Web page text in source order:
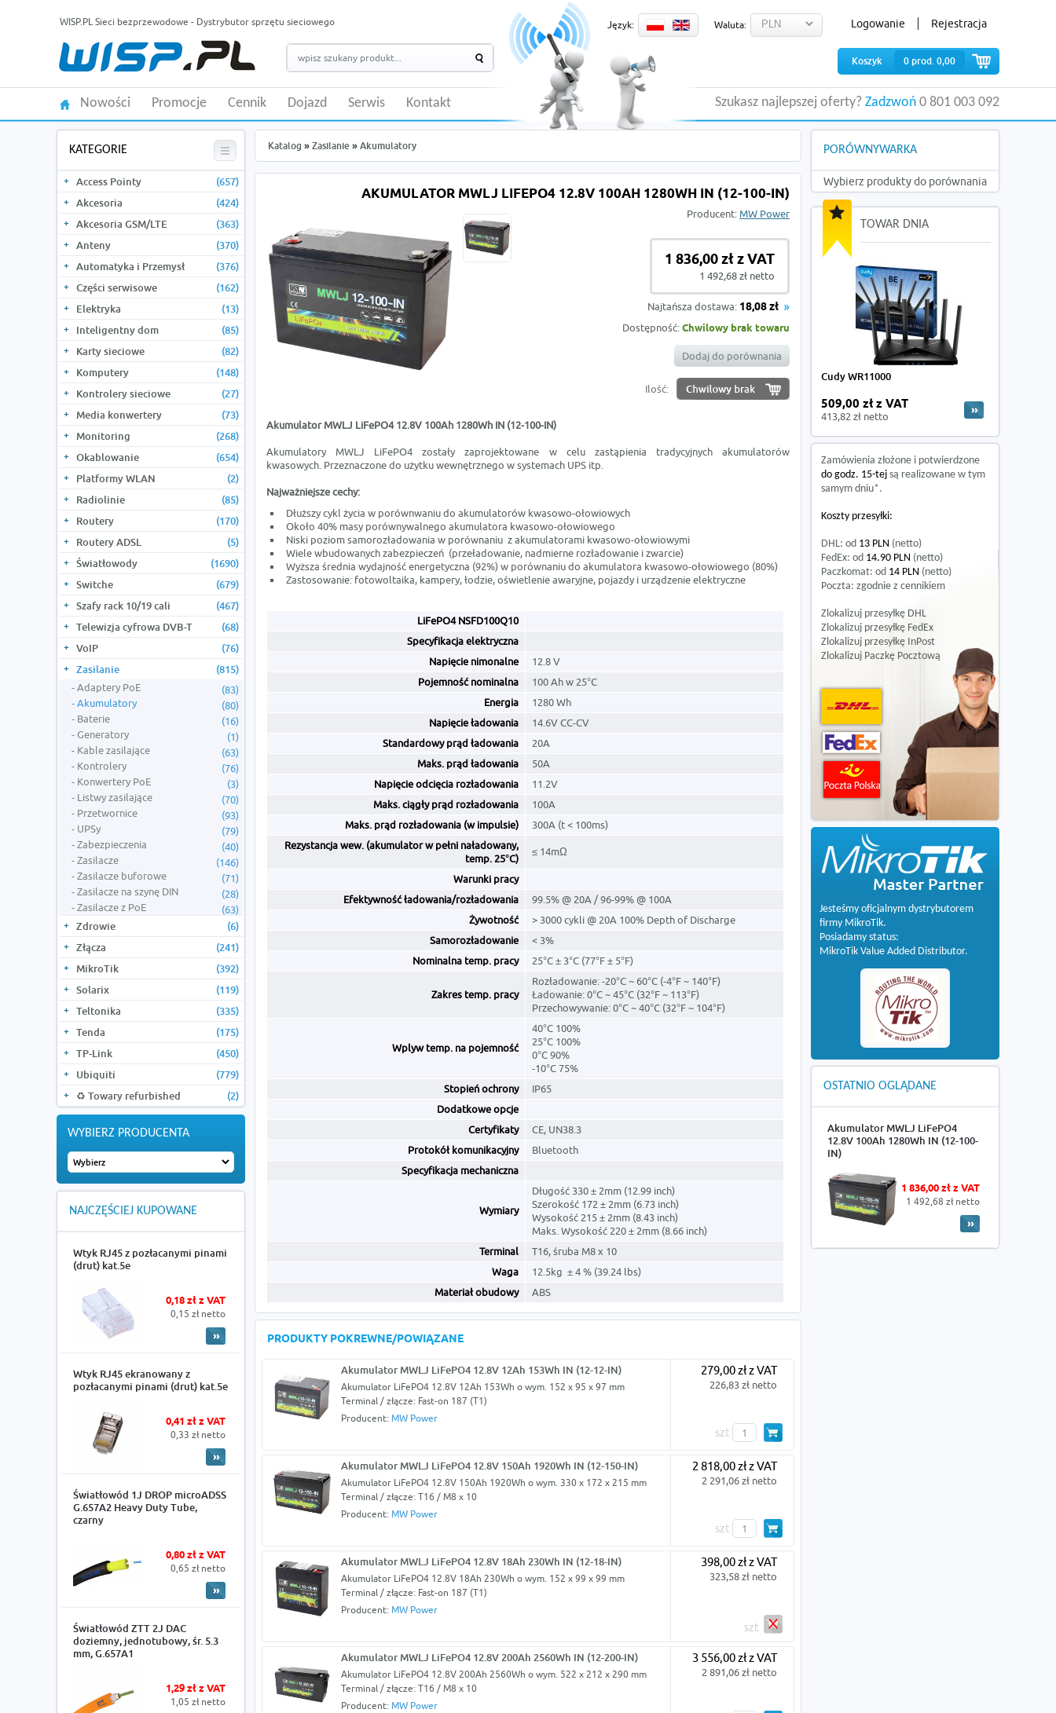
WISP.PL Sieci bezprzewodowe - Dystrybutor sprzętu sieciowego Język: Waluta: Logowanie Rejestracja
Koszyk 0 prod. 0,00
Szukasz najlepszej oferty? Zadzwoń 0 801 003 092
Nowości Promocje Cennik Dojazd Serwis Kontakt
KATEGORIE
Access Pointy
(657)
Akcesoria
(424)
Akcesoria GSM/LTE
(363)
Anteny
(370)
Automatyka i Przemysł
(376)
Części serwisowe
(162)
Elektryka
(13)
Inteligentny dom
(85)
Karty sieciowe
(82)
Komputery
(148)
Kontrolery sieciowe
(27)
Media konwertery
(73)
Monitoring
(268)
Okablowanie
(654)
Platformy WLAN
(2)
Radiolinie
(85)
Routery
(170)
Routery ADSL
(5)
Światłowody
(1690)
Switche
(679)
Szafy rack 10/19 cali
(467)
Telewizja cyfrowa DVB-T
(68)
VoIP
(76)
Zasilanie
(815)
Adaptery PoE
(83)
Akumulatory
(80)
Baterie
(16)
Generatory
(1)
Kable zasilające
(63)
Kontrolery
(76)
Konwertery PoE
(3)
Listwy zasilające
(70)
Przetwornice
(93)
UPSy
(79)
Zabezpieczenia
(40)
Zasilacze
(146)
Zasilacze buforowe
(71)
Zasilacze na szynę DIN
(28)
Zasilacze z PoE
(63)
Zdrowie
(6)
Złącza
(241)
MikroTik
(392)
Solarix
(119)
Teltonika
(335)
Tenda
(175)
TP-Link
(450)
Ubiquiti
(779)
♻️ Towary refurbished
(2)
WYBIERZ PRODUCENTA
NAJCZĘŚCIEJ KUPOWANE
Wtyk RJ45 z pozłacanymi pinami
(drut) kat.5e
0,18 zł z VAT
0,15 zł netto
Wtyk RJ45 ekranowany z
pozłacanymi pinami (drut) kat.5e
0,41 zł z VAT
0,33 zł netto
Światłowód 1J DROP microADSS
G.657A2 Heavy Duty Tube,
czarny
0,80 zł z VAT
0,65 zł netto
Światłowód ZTT 2J DAC
doziemny, jednotubowy, śr. 5.3
mm, G.657A1
1,29 zł z VAT
1,05 zł netto
Katalog » Zasilanie » Akumulatory
AKUMULATOR MWLJ LIFEPO4 12.8V 100AH 1280WH IN (12-100-IN)
Producent: MW Power
1 836,00 zł z VAT
1 492,68 zł netto
Najtańsza dostawa: 18,08 zł
Dostępność:Chwilowy brak towaru
Dodaj do porównania
Ilość:
Akumulator MWLJ LiFePO4 12.8V 100Ah 1280Wh IN (12-100-IN)
Akumulatory MWLJ LiFePO4 zostały zaprojektowane w celu zastąpienia tradycyjnych akumulatorów
kwasowych. Przeznaczone do użytku wewnętrznego w systemach UPS itp.
Najważniejsze cechy:
Dłuższy cykl życia w porównwaniu do akumulatorów kwasowo-ołowiowych
Około 40% masy porównywalnego akumulatora kwasowo-ołowiowego
Niski poziom samorozładowania w porównaniu z akumulatorami kwasowo-ołowiowymi
Wiele wbudowanych zabezpieczeń (przeładowanie, nadmierne rozładowanie i zwarcie)
Wyższa średnia wydajność energetyczna (92%) w porównaniu do akumulatora kwasowo-ołowiowego (80%)
Zastosowanie: fotowoltaika, kampery, łodzie, oświetlenie awaryjne, pojazdy i urządzenie elektryczne
LiFePO4 NSFD100Q10
Specyfikacja elektryczna
Napięcie nimonalne
12.8 V
Pojemność nominalna
100 Ah w 25°C
Energia
1280 Wh
Napięcie ładowania
14.6V CC-CV
Standardowy prąd ładowania
20A
Maks. prąd ładowania
50A
Napięcie odcięcia rozładowania
11.2V
Maks. ciągły prąd rozładowania
100A
Maks. prąd rozładowania (w impulsie)
300A (t < 100ms)
Rezystancja wew. (akumulator w pełni naładowany,
temp. 25°C)
≤ 14mΩ
Warunki pracy
Efektywność ładowania/rozładowania
99.5% @ 20A / 96-99% @ 100A
Żywotność
> 3000 cykli @ 20A 100% Depth of Discharge
Samorozładowanie
< 3%
Nominalna temp. pracy
25°C ± 3°C (77°F ± 5°F)
Zakres temp. pracy
Rozładowanie: -20°C ~ 60°C (-4°F ~ 140°F)
Ładowanie: 0°C ~ 45°C (32°F ~ 113°F)
Przechowywanie: 0°C ~ 40°C (32°F ~ 104°F)
Wplyw temp. na pojemność
40°C 100%
25°C 100%
0°C 90%
-10°C 75%
Stopień ochrony
IP65
Dodatkowe opcje
Certyfikaty
CE, UN38.3
Protokół komunikacyjny
Bluetooth
Specyfikacja mechaniczna
Wymiary
Długość 330 ± 2mm (12.99 inch)
Szerokość 172 ± 2mm (6.73 inch)
Wysokość 215 ± 2mm (8.43 inch)
Maks. Wysokość 220 ± 2mm (8.66 inch)
Terminal
T16, śruba M8 x 10
Waga
12.5kg ± 4 % (39.24 lbs)
Materiał obudowy
ABS
PRODUKTY POKREWNE/POWIĄZANE
Akumulator MWLJ LiFePO4 12.8V 12Ah 153Wh IN (12-12-IN)
Akumulator LiFePO4 12.8V 12Ah 153Wh o wym. 152 x 95 x 97 mm
Terminal / złącze: Fast-on 187 (T1)
Producent: MW Power
279,00 zł z VAT
226,83 zł netto
szt
Akumulator MWLJ LiFePO4 12.8V 150Ah 1920Wh IN (12-150-IN)
Akumulator LiFePO4 12.8V 150Ah 1920Wh o wym. 330 x 172 x 215 mm
Terminal / złącze: T16 / M8 x 10
Producent: MW Power
2 818,00 zł z VAT
2 291,06 zł netto
szt
Akumulator MWLJ LiFePO4 12.8V 18Ah 230Wh IN (12-18-IN)
Akumulator LiFePO4 12.8V 18Ah 230Wh o wym. 152 x 99 x 99 mm
Terminal / złącze: Fast-on 187 (T1)
Producent: MW Power
398,00 zł z VAT
323,58 zł netto
szt
Akumulator MWLJ LiFePO4 12.8V 200Ah 2560Wh IN (12-200-IN)
Akumulator LiFePO4 12.8V 200Ah 2560Wh o wym. 522 x 212 x 290 mm
Terminal / złącze: T16 / M8 x 10
Producent: MW Power
3 556,00 zł z VAT
2 891,06 zł netto
PORÓWNYWARKA
Wybierz produkty do porównania
TOWAR DNIA
Cudy WR11000
509,00 zł z VAT
413,82 zł netto
Zamówienia złożone i potwierdzone
do godz. 15-tej są realizowane w tym
samym dniu*.
Koszty przesyłki:
DHL: od 13 PLN (netto)
FedEx: od 14.90 PLN (netto)
Paczkomat: od 14 PLN (netto)
Poczta: zgodnie z cennikiem
Zlokalizuj przesyłkę DHL
Zlokalizuj przesyłkę FedEx
Zlokalizuj przesyłkę InPost
Zlokalizuj Paczkę Pocztową
Jesteśmy oficjalnym dystrybutorem
firmy MikroTik.
Posiadamy status:
MikroTik Value Added Distributor.
OSTATNIO OGLĄDANE
Akumulator MWLJ LiFePO4
12.8V 100Ah 1280Wh IN (12-100-
IN)
1 836,00 zł z VAT
1 492,68 zł netto